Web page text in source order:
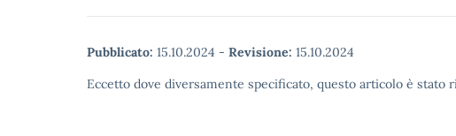
Pubblicato: 15.10.2024 - Revisione: 15.10.2024
Eccetto dove diversamente specificato, questo articolo è